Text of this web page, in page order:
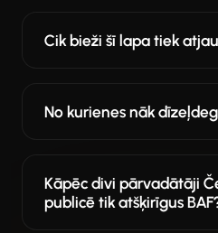
Cik bieži šī lapa tiek
No kurienes nāk
Kāpēc divi pārvadātāji
publicē tik atšķirīgus